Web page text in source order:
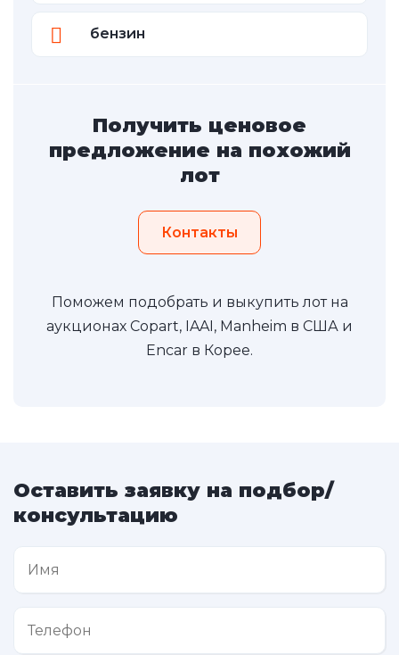
бензин
Получить ценовое
предложение на похожий
лот
Контакты
Поможем подобрать и выкупить лот на
аукционах Copart, IAAI, Manheim в США и
Encar в Корее.
Оставить заявку на подбор/
консультацию